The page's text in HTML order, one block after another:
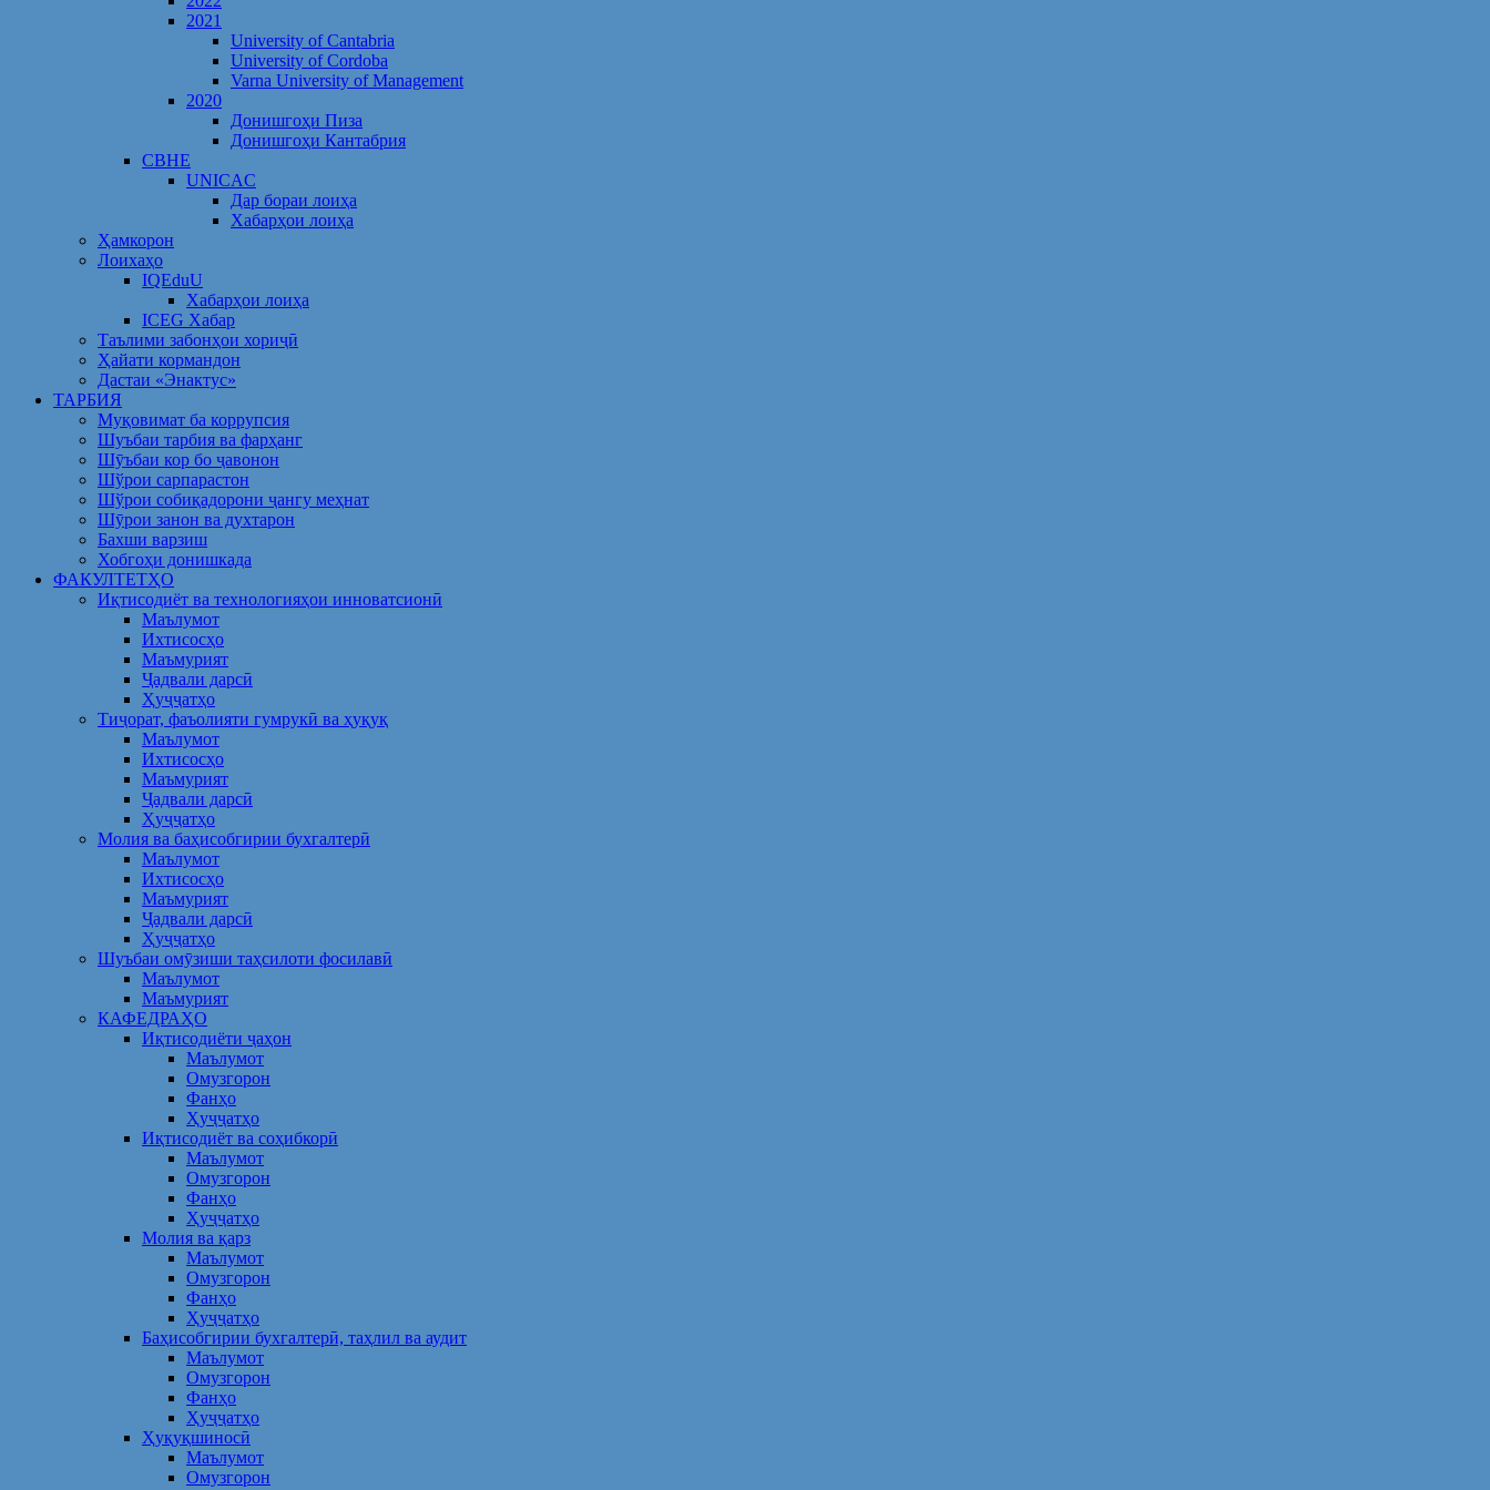
2021
University of Cantabria
University of Cordoba
Varna University of Management
2020
Донишгоҳи Пиза
Донишгоҳи Кантабрия
CBHE
UNICAC
Дар бораи лоиҳа
Хабарҳои лоиҳа
Ҳамкорон
Лоихаҳо
IQEduU
Хабарҳои лоиҳа
ICEG Хабар
Таълими забонҳои хориҷӣ
Ҳайати кормандон
Дастаи «Энактус»
ТАРБИЯ
Муқовимат ба коррупсия
Шуъбаи тарбия ва фарҳанг
Шӯъбаи кор бо ҷавонон
Шўрои сарпарастон
Шўрои собиқадорони ҷангу меҳнат
Шӯрои занон ва духтарон
Бахши варзиш
Хобгоҳи донишкада
ФАКУЛТЕТҲО
Иқтисодиёт ва технологияҳои инноватсионӣ
Маълумот
Ихтисосҳо
Маъмурият
Ҷадвали дарсӣ
Ҳуҷҷатҳо
Тиҷорат, фаъолияти гумрукӣ ва ҳуқуқ
Маълумот
Ихтисосҳо
Маъмурият
Ҷадвали дарсӣ
Ҳуҷҷатҳо
Молия ва баҳисобгирии бухгалтерӣ
Маълумот
Ихтисосҳо
Маъмурият
Ҷадвали дарсӣ
Ҳуҷҷатҳо
Шуъбаи омӯзиши таҳсилоти фосилавӣ
Маълумот
Маъмурият
КАФЕДРАҲО
Иқтисодиёти ҷаҳон
Маълумот
Омузгорон
Фанҳо
Ҳуҷҷатҳо
Иқтисодиёт ва соҳибкорӣ
Маълумот
Омузгорон
Фанҳо
Ҳуҷҷатҳо
Молия ва қарз
Маълумот
Омузгорон
Фанҳо
Ҳуҷҷатҳо
Баҳисобгирии бухгалтерӣ, таҳлил ва аудит
Маълумот
Омузгорон
Фанҳо
Ҳуҷҷатҳо
Ҳуқуқшиносӣ
Маълумот
Омузгорон